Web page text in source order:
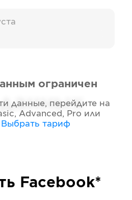
ограничен
данные, перейдите на
Advanced, Pro или
Выбрать тариф
Facebook*